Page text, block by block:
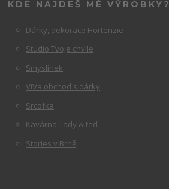
KDE NAJDEŠ MÉ VÝROBKY?
Dárky, dekorace Hortenzie
Studio Tvoje chvíle
Smyslínek
ViVa obchod s dárky
Srcofka
Kavárna Tady & teď
Stories v Brně